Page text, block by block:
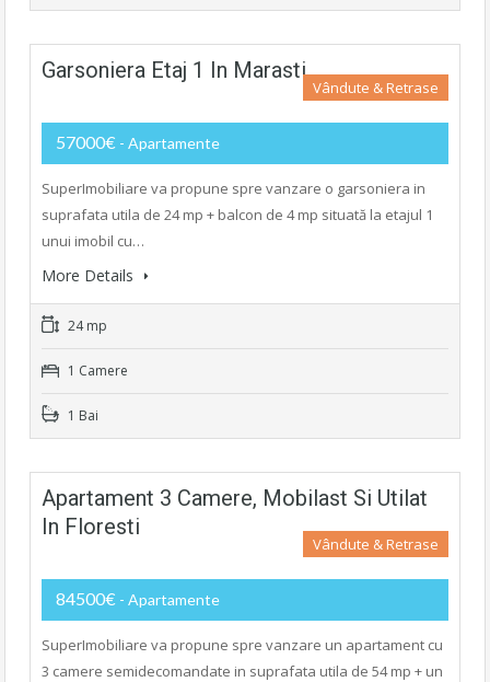
Garsoniera Etaj 1 In Marasti
Vândute & Retrase
57000€ - Apartamente
SuperImobiliare va propune spre vanzare o garsoniera in
suprafata utila de 24 mp + balcon de 4 mp situată la etajul 1
unui imobil cu…
More Details
24 mp
1 Camere
1 Bai
Apartament 3 Camere, Mobilast Si Utilat
In Floresti
Vândute & Retrase
84500€ - Apartamente
SuperImobiliare va propune spre vanzare un apartament cu
3 camere semidecomandate in suprafata utila de 54 mp + un